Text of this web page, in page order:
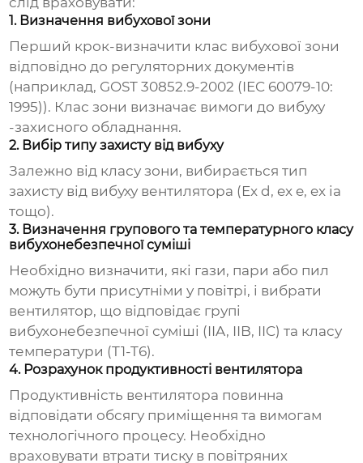
1. Визначення вибухової зони
Перший крок-визначити клас вибухової зони
відповідно до регуляторних документів
(наприклад, GOST 30852.9-2002 (IEC 60079-10:
1995)). Клас зони визначає вимоги до вибуху
-захисного обладнання.
2. Вибір типу захисту від вибуху
Залежно від класу зони, вибирається тип
захисту від вибуху вентилятора (Ex d, ex e, ex ia
тощо).
3. Визначення групового та температурного класу
вибухонебезпечної суміші
Необхідно визначити, які гази, пари або пил
можуть бути присутніми у повітрі, і вибрати
вентилятор, що відповідає групі
вибухонебезпечної суміші (IIA, IIB, IIC) та класу
температури (T1-T6).
4. Розрахунок продуктивності вентилятора
Продуктивність вентилятора повинна
відповідати обсягу приміщення та вимогам
технологічного процесу. Необхідно
враховувати втрати тиску в повітряних